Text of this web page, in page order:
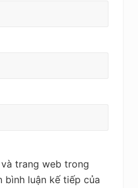
trang web trong
bình luận kế tiếp của